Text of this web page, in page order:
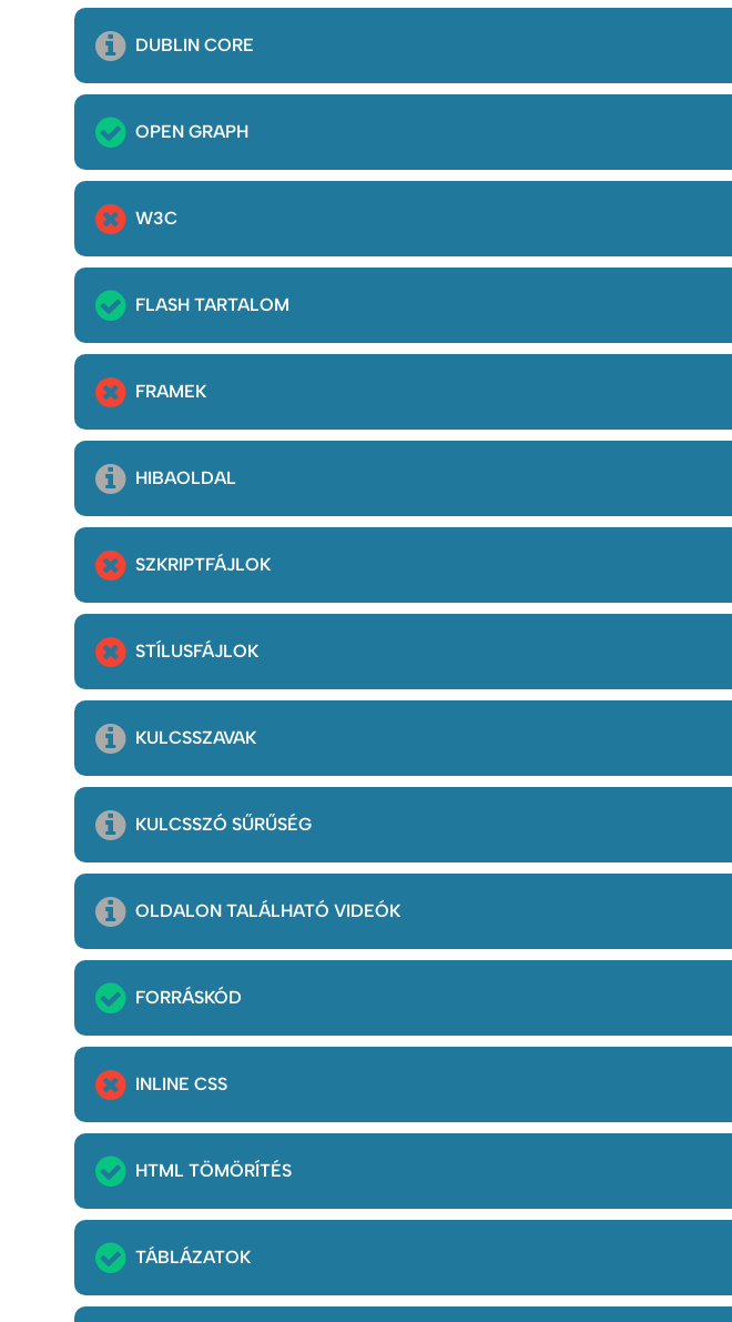
DUBLIN CORE
OPEN GRAPH
W3C
FLASH TARTALOM
FRAMEK
HIBAOLDAL
SZKRIPTFÁJLOK
STÍLUSFÁJLOK
KULCSSZAVAK
KULCSSZÓ SŰRŰSÉG
OLDALON TALÁLHATÓ VIDEÓK
FORRÁSKÓD
INLINE CSS
HTML TÖMÖRÍTÉS
TÁBLÁZATOK